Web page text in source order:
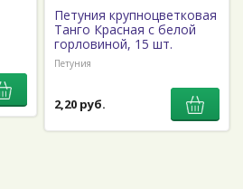
Петуния крупноцветковая
Танго Красная с белой
горловиной, 15 шт.
Петуния
2,20 руб.